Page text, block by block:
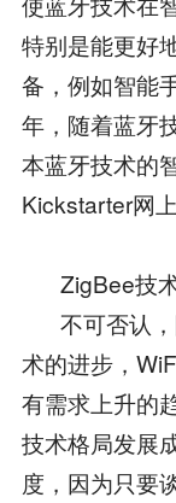
特别是能更好
备，例如智能
年，随着蓝牙
本蓝牙技术的
Kickstarter网
ZigBee技
不可否认
术的进步，
有需求上升的
技术格局发展
度，因为只要